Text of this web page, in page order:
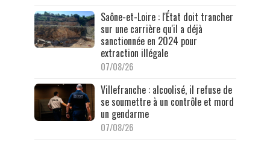
Saône-et-Loire : l'État doit trancher
sur une carrière qu'il a déjà
sanctionnée en 2024 pour
extraction illégale
07/08/26
Villefranche : alcoolisé, il refuse de
se soumettre à un contrôle et mord
un gendarme
07/08/26